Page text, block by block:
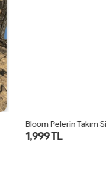
Bloom Pelerin Takım Siyah
1,999 TL